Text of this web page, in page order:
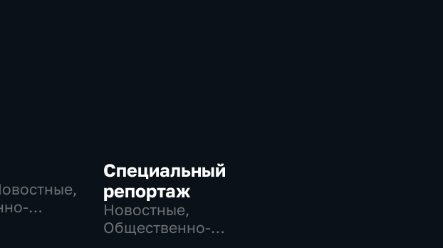
Специальный
репортаж
Новостные,
Общественно-